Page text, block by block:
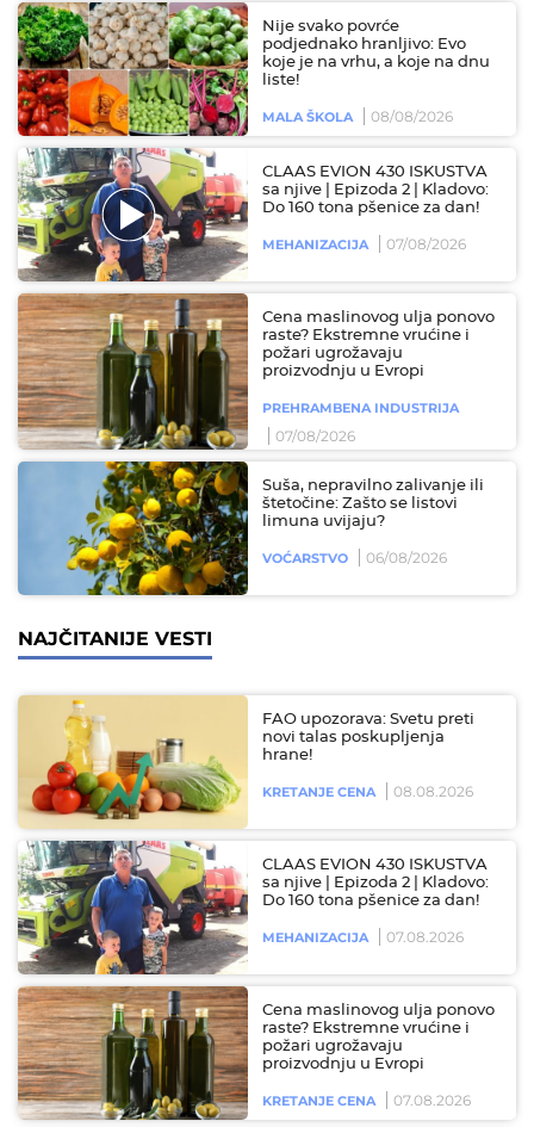
Nije svako povrće
podjednako hranljivo: Evo
koje je na vrhu, a koje na dnu
liste!
MALA ŠKOLA 08/08/2026
CLAAS EVION 430 ISKUSTVA
sa njive | Epizoda 2 | Kladovo:
Do 160 tona pšenice za dan!
MEHANIZACIJA 07/08/2026
Cena maslinovog ulja ponovo
raste? Ekstremne vrućine i
požari ugrožavaju
proizvodnju u Evropi
PREHRAMBENA INDUSTRIJA
07/08/2026
Suša, nepravilno zalivanje ili
štetočine: Zašto se listovi
limuna uvijaju?
VOĆARSTVO 06/08/2026
NAJČITANIJE VESTI
FAO upozorava: Svetu preti
novi talas poskupljenja
hrane!
KRETANJE CENA 08.08.2026
CLAAS EVION 430 ISKUSTVA
sa njive | Epizoda 2 | Kladovo:
Do 160 tona pšenice za dan!
MEHANIZACIJA 07.08.2026
Cena maslinovog ulja ponovo
raste? Ekstremne vrućine i
požari ugrožavaju
proizvodnju u Evropi
KRETANJE CENA 07.08.2026